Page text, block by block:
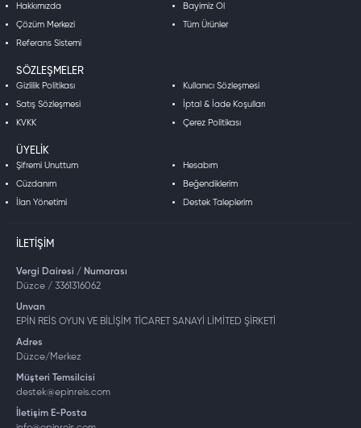
Hakkımızda Bayimiz Ol
Çözüm Merkezi Tüm Ürünler
Referans Sistemi
SÖZLEŞMELER
Gizlilik Politikası Kullanıcı Sözleşmesi
Satış Sözleşmesi İptal & İade Koşulları
KVKK Çerez Politikası
ÜYELIK
Şifremi Unuttum Hesabım
Cüzdanım Beğendiklerim
İlan Yönetimi Destek Taleplerim
İLETIŞIM
Vergi Dairesi / Numarası
Düzce / 3361316062
Unvan
EPİN REİS OYUN VE BİLİŞİM TİCARET SANAYİ LİMİTED ŞİRKETİ
Adres
Düzce/Merkez
Müşteri Temsilcisi
destek@epinreis.com
İletişim E-Posta